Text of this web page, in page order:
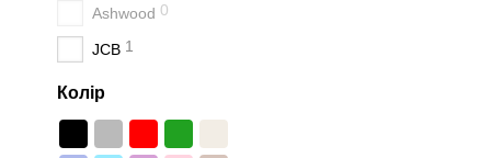
Ashwood 0
JCB 1
Колір